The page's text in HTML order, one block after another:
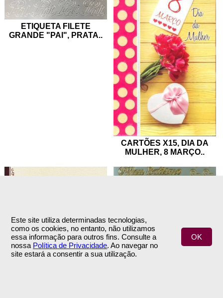
Este site utiliza determinadas tecnologias,
como os cookies, no entanto, não utilizamos
essa informação para outros fins. Consulte a
nossa Política de Privacidade. Ao navegar no
site estará a consentir a sua utilização.
OK
ETIQUETA FILETE
GRANDE "PAI", PRATA..
CARTÕES X15, DIA DA
MULHER, 8 MARÇO..
"FELIZ DIA MÃE"..
FILETE OURO/PRATA"O
MEU BATISMO" X
(21+12+12)